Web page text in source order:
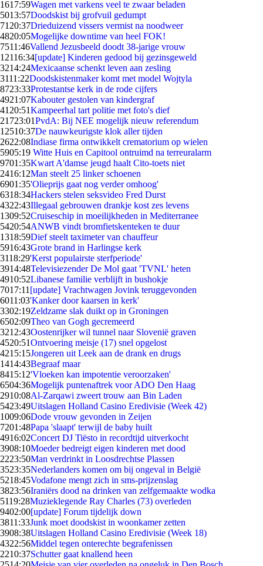
1617:59Wagen met varkens veel te zwaar beladen
5013:57Doodskist bij grofvuil gedumpt
71 20:37Drieduizend vissers vermist na noodweer
4820:05Mogelijke downtime van heel FOK!
7511:46Vallend Jezusbeeld doodt 38-jarige vrouw
12116:34[update] Kinderen gedood bij gezinsgeweld
3214:24Mexicaanse schenkt leven aan zesling
3111:22Doodskistenmaker komt met model Wojtyla
8723:33Protestantse kerk in de rode cijfers
4921:07Kabouter gestolen van kindergraf
41 20:51Kampeerhal tart politie met foto's dief
21723:01PvdA: Bij NEE mogelijk nieuw referendum
12510:37De nauwkeurigste klok aller tijden
2622:08Indiase firma ontwikkelt crematorium op wielen
5905:19 Witte Huis en Capitool ontruimd na terreuralarm
9701:35Kwart A'damse jeugd haalt Cito-toets niet
2416:12Man steelt 25 linker schoenen
6901:35'Olieprijs gaat nog verder omhoog'
6318:34Hackers stelen seksvideo Fred Durst
4322:43Illegaal gebrouwen drankje kost zes levens
1309:52Cruiseschip in moeilijkheden in Mediterranee
5420:54ANWB vindt bromfietskenteken te duur
1318:59Dief steelt taximeter van chauffeur
5916:43Grote brand in Harlingse kerk
3118:29'Kerst populairste sterfperiode'
3914:48Televisiezender De Mol gaat 'TVNL' heten
4910:52Libanese familie verblijft in bushokje
7017:11 [update] Vrachtwagen Jovink teruggevonden
6011:03'Kanker door kaarsen in kerk'
3302:19Zeldzame slak duikt op in Groningen
6502:09Theo van Gogh gecremeerd
3212:43Oostenrijker wil tunnel naar Slovenië graven
4520:51Ontvoering meisje (17) snel opgelost
4215:15Jongeren uit Leek aan de drank en drugs
1414:43Begraaf maar
8415:12'Vloeken kan impotentie veroorzaken'
6504:36Mogelijk puntenaftrek voor ADO Den Haag
2910:08Al-Zarqawi zweert trouw aan Bin Laden
5423:49Uitslagen Holland Casino Eredivisie (Week 42)
1009:06Dode vrouw gevonden in Zeijen
7201:48Papa 'slaapt' terwijl de baby huilt
4916:02Concert DJ Tiësto in recordtijd uitverkocht
3908:10Moeder bedreigt eigen kinderen met dood
2223:50Man verdrinkt in Loosdrechtse Plassen
3523:35Nederlanders komen om bij ongeval in België
5218:45Vodafone mengt zich in sms-prijzenslag
3823:56Iraniërs dood na drinken van zelfgemaakte wodka
5119:28Muzieklegende Ray Charles (73) overleden
9402:00[update] Forum tijdelijk down
3811:33Junk moet doodskist in woonkamer zetten
3908:38Uitslagen Holland Casino Eredivisie (Week 18)
4322:56Middel tegen onterechte begrafenissen
2210:37Schutter gaat knallend heen